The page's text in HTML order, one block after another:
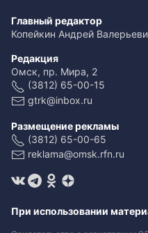
Главный редактор
Копейкин Андрей
Редакция
Омск, пр. Мира, 2
(3812) 65-00-15
gtrk@inbox.ru
Размещение рекламы
(3812) 65-00-65
reklama@omsk.rfn.ru
При использовании